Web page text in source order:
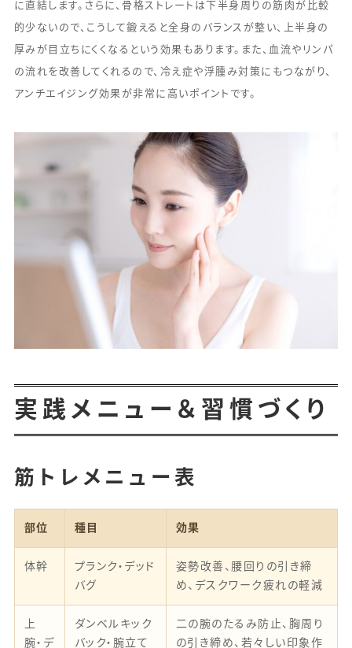
に直結します。さらに、骨格ストレートは下半身周りの筋肉が比較
的少ないので、こうして鍛えると全身のバランスが整い、上半身の
厚みが目立ちにくくなるという効果もあります。また、血流やリンパ
の流れを改善してくれるので、冷え症や浮腫み対策にもつながり、
アンチエイジング効果が非常に高いポイントです。
実践メニュー＆習慣づくり
筋トレメニュー表
部位 種目 効果
体幹
プランク・デッド
バグ
姿勢改善、腰回りの引き締
め、デスクワーク疲れの軽減
上
腕・デ
ダンベルキック
バック・腕立て
二の腕のたるみ防止、胸周り
の引き締め、若々しい印象作